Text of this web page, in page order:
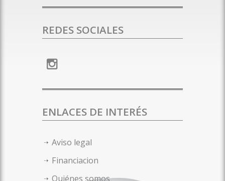
REDES SOCIALES
ENLACES DE INTERÉS
Aviso legal
Financiacion
Quiénes somos